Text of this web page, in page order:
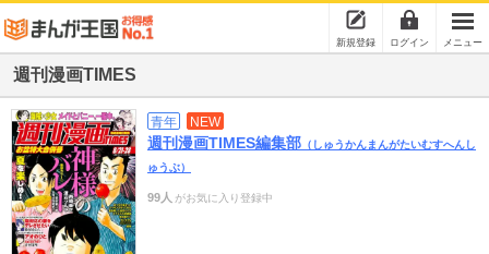
新規登録 ログイン メニュー
週刊漫画TIMES
青年 NEW
週刊漫画TIMES編集部 （しゅうかんまんがたいむすへんし
ゅうぶ）
99人 がお気に入り登録中